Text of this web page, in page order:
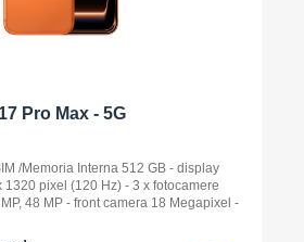
Pro Max - 5G
/Memoria Interna 512 GB - display
1320 pixel (120 Hz) - 3 x fotocamere
48 MP - front camera 18 Megapixel -